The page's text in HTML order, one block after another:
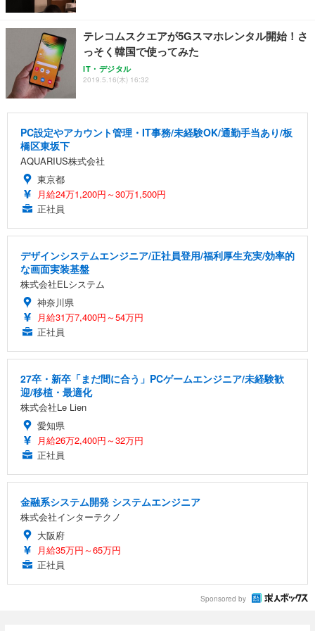
テレコムスクエアが5Gスマホレンタル開始！さ
っそく韓国で使ってみた
IT・デジタル
2019.5.16(木) 16:32
PC設定やアカウント管理・IT事務/未経験OK/通勤手当あり/板
橋区東坂下
AQUARIUS株式会社
東京都
月給24万1,200円～30万1,500円
正社員
デザインシステムエンジニア/正社員登用/福利厚生充実/効率的
な画面実装基盤
株式会社ELシステム
神奈川県
月給31万7,400円～54万円
正社員
27卒・新卒「まだ間に合う」PCゲームエンジニア/未経験歓
迎/移植・最適化
株式会社Le Lien
愛知県
月給26万2,400円～32万円
正社員
金融系システム開発 システムエンジニア
株式会社インターテクノ
大阪府
月給35万円～65万円
正社員
Sponsored by